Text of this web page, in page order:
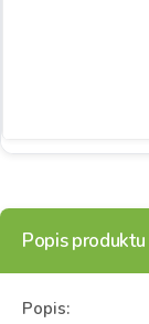
Popis produktu
Popis: